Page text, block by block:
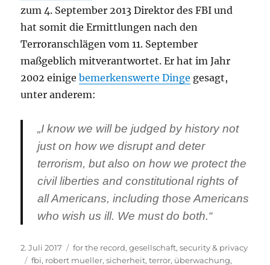
zum 4. September 2013 Direktor des FBI und
hat somit die Ermittlungen nach den
Terroranschlägen vom 11. September
maßgeblich mitverantwortet. Er hat im Jahr
2002 einigebemerkenswerte Dinge gesagt,
unter anderem:
„I know we will be judged by history not
just on how we disrupt and deter
terrorism, but also on how we protect the
civil liberties and constitutional rights of
all Americans, including those Americans
who wish us ill. We must do both.“
Veröffentlicht
am
2. Juli 2017 Kategorien
for the record,gesellschaft,security & privacy
Schlagwörter
fbi, robert mueller,sicherheit,terror, überwachung,